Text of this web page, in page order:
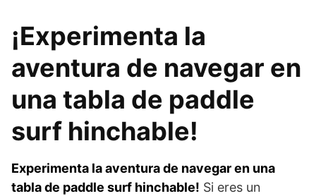
¡Experimenta la
aventura de navegar en
una tabla de paddle
surf hinchable!
Experimenta la aventura de navegar en una
tabla de paddle surf hinchable! Si eres un